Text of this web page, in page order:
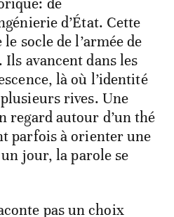
de
d’État. Cette
socle de l’armée de
Ils avancent dans les
là où l’identité
rives. Une
regard autour d’un thé
parfois à orienter une
jour, la parole se
pas un choix